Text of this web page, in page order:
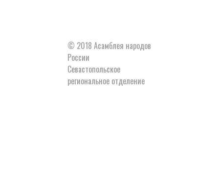
© 2018 Асамблея народов
России
Севастопольское
региональное отделение